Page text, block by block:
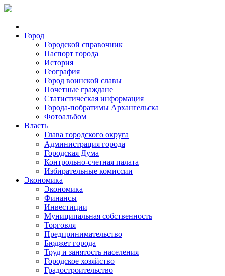
Город
Городской справочник
Паспорт города
История
География
Город воинской славы
Почетные граждане
Статистическая информация
Города-побратимы Архангельска
Фотоальбом
Власть
Глава городского округа
Администрация города
Городская Дума
Контрольно-счетная палата
Избирательные комиссии
Экономика
Экономика
Финансы
Инвестиции
Муниципальная собственность
Торговля
Предпринимательство
Бюджет города
Труд и занятость населения
Городское хозяйство
Градостроительство